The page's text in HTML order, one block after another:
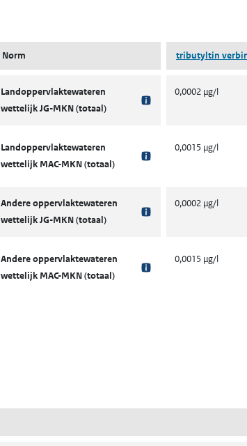
Norm tributyltin
Landoppervlaktewateren
wettelijk JG-MKN (totaal)
0,0002 µg/l
Landoppervlaktewateren
wettelijk MAC-MKN (totaal)
0,0015 µg/l
Andere oppervlaktewateren
wettelijk JG-MKN (totaal)
0,0002 µg/l
Andere oppervlaktewateren
wettelijk MAC-MKN (totaal)
0,0015 µg/l